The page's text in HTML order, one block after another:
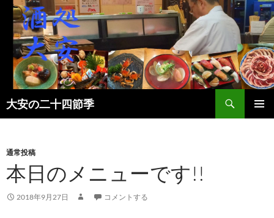
大安の二十四節季
検
索
ン
へ
キ
通常投稿
本日のメニューです!!
2018年9月27日 コメントする